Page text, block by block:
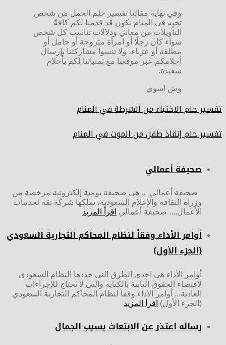
وفي نهاية مقالنا تفسير حلم الحمل من شخص
تحبه في المنام نكون قد قدمنا لكم كافةً
التأويلات من معاني ودلالات تناسب كل شخص
سواء كان رجلًا أو امرأة متزوجة أو حامل أو
مطلقة أو عزباء، ولا تنسوا مشاركتنا بإرسال
أحلامكم عبر موقعنا مع تمنياتنا لكم بأحلام
سعيدة.
وش اسوي
تفسير حلم الاختباء من الشرطة في المنام
تفسير حلم إنقاذ طفل من الموت في المنام
صحيفة أعمالي
صحيفة أعمالي .. هي صحيفة يومية إلكترونية مرخصة من
وزراة الثقافة والإعلام السعودية، تملكها شركة ثقة لخدمات
الأعمال.... صحيفة أعمالي اقرأ المزيد
أوامر الأداء وفقاً لنظام المحاكم التجارية السعودي
(الجزء الأول)
أوامر الأداء هي احدى الطرق التي حددها النظام السعودي
لاقتضاء الحقوق الثابتة بالكتابة والتي لا تحتاج للإجراءات
العادية... أوامر الأداء وفقاً لنظام المحاكم التجارية السعودي
(الجزء الأول) اقرأ المزيد
رساله اعتذر عن الابتعاث بسبب الجمال